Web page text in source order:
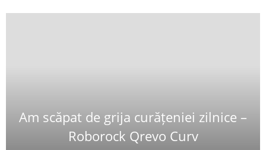
Am scăpat de grija curățeniei zilnice –
Roborock Qrevo Curv